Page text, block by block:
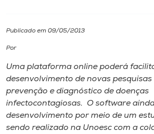
Cultura
CPA
Biblioteca
Publicado em 09/05/2013
Por
Uma plataforma online poderá
desenvolvimento de novas
prevenção e diagnóstico de doenças
infectocontagiosas. O software
desenvolvimento por meio de um
sendo realizado na Unoesc com a